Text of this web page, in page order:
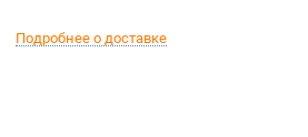
Подробнее о доставке